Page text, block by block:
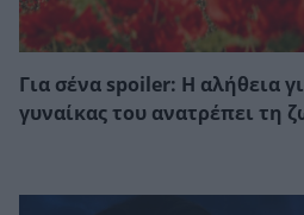
Για σένα spoiler: Η αλήθεια
γυναίκας του ανατρέπει τη